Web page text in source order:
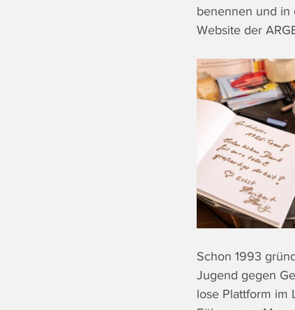
benennen und in
Website der
Schon 1993
Jugend gegen
lose Plattform im